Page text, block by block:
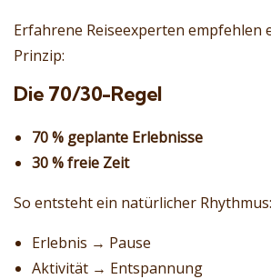
Erfahrene Reiseexperten empfehlen
Prinzip:
Die 70/30-Regel
70 % geplante Erlebnisse
30 % freie Zeit
So entsteht ein natürlicher Rhythmus:
Erlebnis → Pause
Aktivität → Entspannung